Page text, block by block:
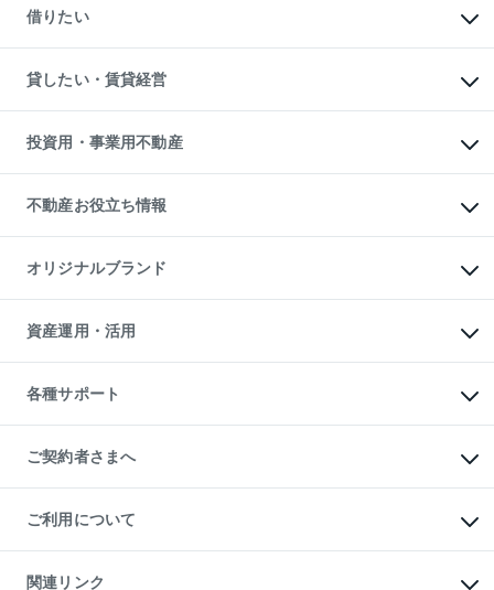
中古一戸建ての購入
不動産購入の流れ
注目キーワード物件特集
購入ガイド
English 繁体中文簡体中文
一戸建ての売却・査定
土地の売却・査定
スピードAI査定
不動産査定について
不動産売却の流れ
不動産買換えの流れ
売却ガイド
借りたい
オフィス・店舗の賃貸
借りるときの流れ
借りるガイド
貸したい・賃貸経営
マンション賃料データ
賃貸管理プラン
リロケーションについて
貸すガイド
投資用・事業用不動産
事業用不動産
マンション投資
投資用マンション
アパート経営
収益物件
ビル購入（ビル一棟）
投資用不動産の売却査定
事業用不動産の売却査定
不動産お役立ち情報
マンションライブラリー
人気マンションランキング
暮らしに役立つ不動産メディア
不動産相場・不動産価格情報
不動産コラム・ニュース
不動産用語集
不動産なんでもネット相談室
住まいの税金
オリジナルブランド
一棟リノベーションマンション
L`GENTE（ルジェンテ）
区分リノベーションマンション
投資用一棟レジデンスWELL
不動産小口投資
LEGACIA（レガシア）
資産運用・活用
不動産M&A
アセットマネジメント・出資
各種サポート
相続サポート
リフォームサポート
ご契約者さまへ
ご紹介・再契約特典
入居者様専用-各種ご案内（賃貸）
東急こすもす会「こすもすWeb」
ご利用について
金融商品取引について
関連リンク